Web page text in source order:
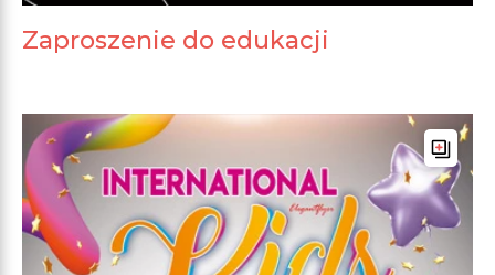
Zaproszenie do edukacji